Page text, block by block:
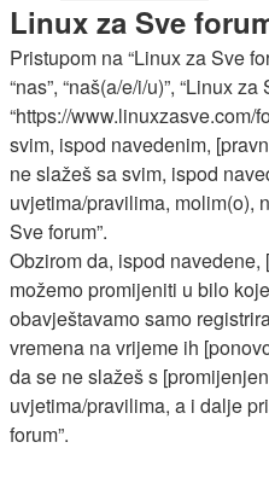
Linux za Sve
Pristupom na “Linux za Sve
“nas”, “naš(a/e/i/u)”, “Linux za
“https://www.linuxzasve.com/
svim, ispod navedenim,
ne slažeš sa svim, ispod
uvjetima/pravilima, molim(o),
Sve forum”.
Obzirom da, ispod
možemo promijeniti u bilo
obavještavamo samo
vremena na vrijeme ih
da se ne slažeš s
uvjetima/pravilima, a i dalje
forum”.